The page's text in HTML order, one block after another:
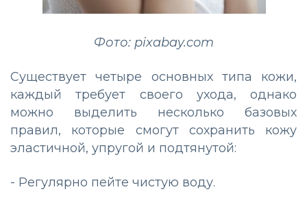
Фото: pixabay.com
Существует четыре основных типа кожи,
каждый требует своего ухода, однако
можно выделить несколько базовых
правил, которые смогут сохранить кожу
эластичной, упругой и подтянутой:
- Регулярно пейте чистую воду.